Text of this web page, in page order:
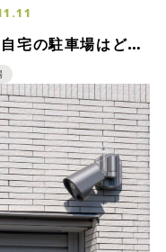
宅の駐車場はどっ